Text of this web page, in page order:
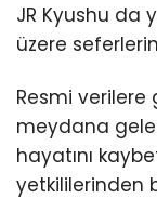
JR Kyushu da
üzere
Resmi verilere
meydana
hayatını
yetkililerinden